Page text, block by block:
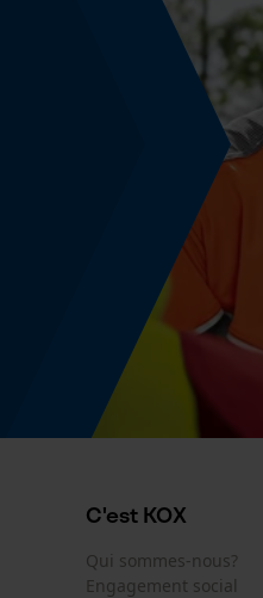
C'est KOX
Qui sommes-nous?
Engagement social